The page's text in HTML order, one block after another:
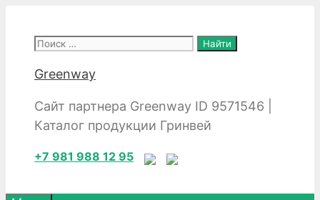
содержимому
Поиск:
Greenway
Сайт партнера Greenway ID 9571546 |
Каталог продукции Гринвей
+7 981 988 12 95